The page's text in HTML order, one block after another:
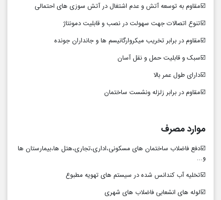
☑️مقاوم به توسعه آتش و عدم اشتغال در آتش سوزی های احتمالی
☑️تنوع اتصالات جهت سهولت در نصب و قابلیت دمونتاژ
☑️مقاوم در برابر تخریب میکروارگانیسم ها و جانداران جونده
☑️سبک و قابلیت حمل و نقل آسان
☑️دارای طول عمر بالا
☑️مقاوم در برابر زلزله ونشست ساختمان
موارد مصرف
☑️دفع فاضلاب ساختمان های مسکونی،اداری،تجاری،هتل ها،بیمارستان ها
و...
☑️تخلیه آب کندانس شده در سیستم های تهویه مطبوع
☑️لوله های انشعابی فاضلاب های شهری